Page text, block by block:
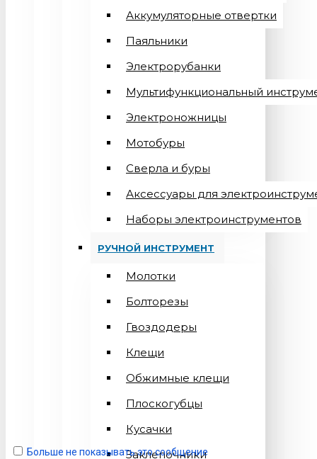
Аккумуляторные отвертки
Паяльники
Электрорубанки
Мультифункциональный
Электроножницы
Мотобуры
Сверла и буры
Аксессуары для
Наборы электроинструментов
РУЧНОЙ ИНСТРУМЕНТ
Молотки
Болторезы
Гвоздодеры
Клещи
Обжимные клещи
Плоскогубцы
Кусачки
Заклепочники
Больше не показывать это сообщение